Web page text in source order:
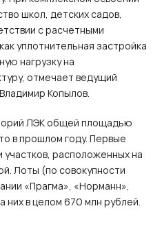
школ, детских садов,
с расчетными
уплотнительная застройка
нагрузку на
отмечает ведущий
Копылов.
ЛЭК общей площадью
в прошлом году. Первые
расположенных на
Лоты (по совокупности
«Прагма», «Норманн»,
них в целом 670 млн рублей.